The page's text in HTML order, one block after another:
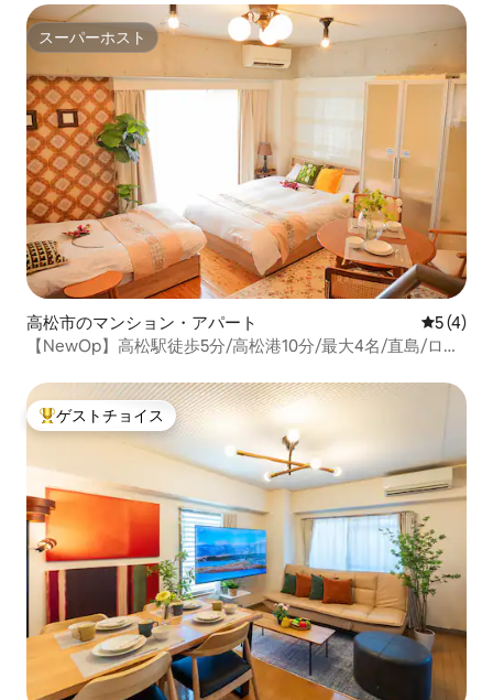
スーパーホスト
スーパーホスト
高松市のマンション・アパート レビュー
5 (4)
【NewOp】高松駅徒歩5分/高松港10分/最大4名/直島/ロフ
大好評のゲストチョイスです。
ゲストチョイス